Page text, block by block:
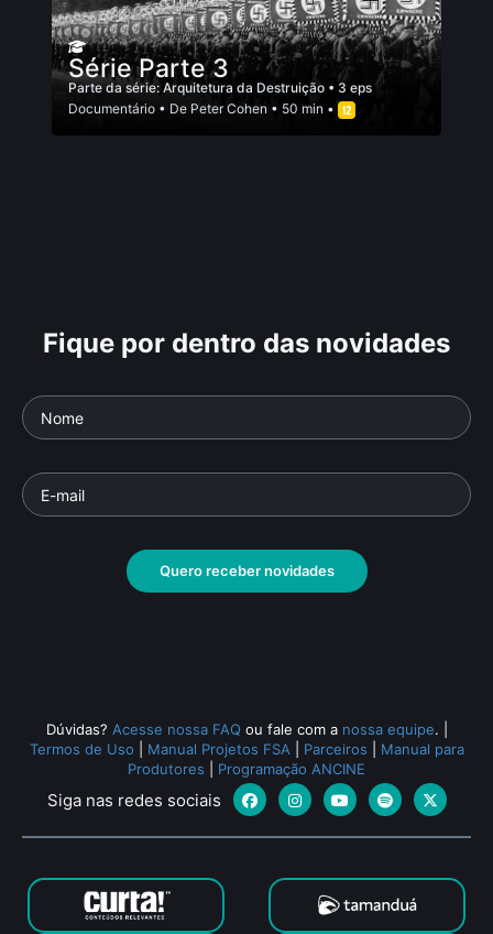
Série Parte 3
Parte da série: Arquitetura da Destruição • 3 eps
Documentário • De Peter Cohen • 50 min •
Fique por dentro das novidades
Quero receber novidades
Dúvidas? Acesse nossa FAQ ou fale com a nossa equipe.
Termos de Uso
Manual Projetos FSA Parceiros
Manual para
Produtores
Programação ANCINE
Siga nas redes sociais